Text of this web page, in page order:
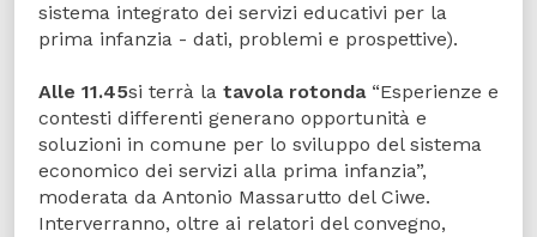
sistema integrato dei servizi educativi per la
prima infanzia - dati, problemi e prospettive).
Alle 11.45si terrà la tavola rotonda“Esperienze e
contesti differenti generano opportunità e
soluzioni in comune per lo sviluppo del sistema
economico dei servizi alla prima infanzia”,
moderata da Antonio Massarutto del Ciwe.
Interverranno, oltre ai relatori del convegno,